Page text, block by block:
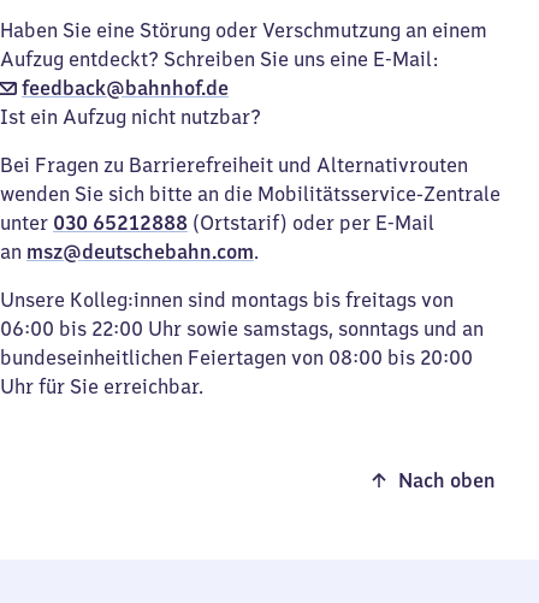
Haben Sie eine Störung oder Verschmutzung an einem
Aufzug entdeckt? Schreiben Sie uns eine E-Mail:
feedback@bahnhof.de
Ist ein Aufzug nicht nutzbar?
Bei Fragen zu Barrierefreiheit und Alternativrouten
wenden Sie sich bitte an die Mobilitätsservice-Zentrale
unter 030 65212888 (Ortstarif) oder per E-Mail
an msz@deutschebahn.com.
Unsere Kolleg:innen sind montags bis freitags von
06:00 bis 22:00 Uhr sowie samstags, sonntags und an
bundeseinheitlichen Feiertagen von 08:00 bis 20:00
Uhr für Sie erreichbar.
Nach oben